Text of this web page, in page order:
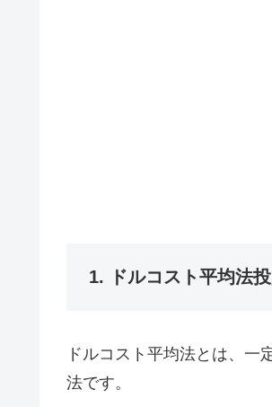
1. ドルコスト平均法
ドルコスト平均法とは、
法です。